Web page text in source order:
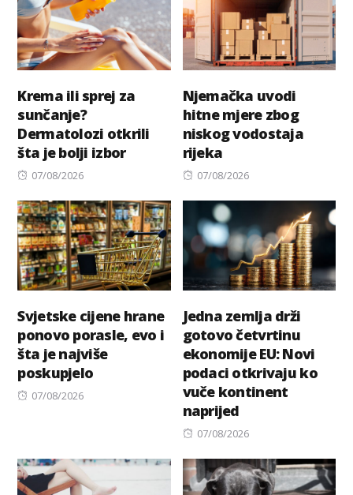
Krema ili sprej za
sunčanje?
Dermatolozi otkrili
šta je bolji izbor
Posted
07/08/2026
Njemačka uvodi
hitne mjere zbog
niskog vodostaja
rijeka
Posted
07/08/2026
Svjetske cijene hrane
ponovo porasle, evo i
šta je najviše
poskupjelo
Posted
07/08/2026
Jedna zemlja drži
gotovo četvrtinu
ekonomije EU: Novi
podaci otkrivaju ko
vuče kontinent
naprijed
Posted
07/08/2026